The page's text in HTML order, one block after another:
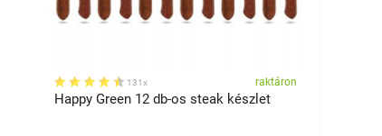
131x raktáron
Happy Green 12 db-os steak készlet